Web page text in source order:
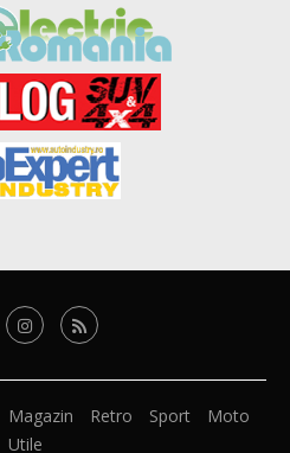
Magazin Retro Sport
Moto
Utile